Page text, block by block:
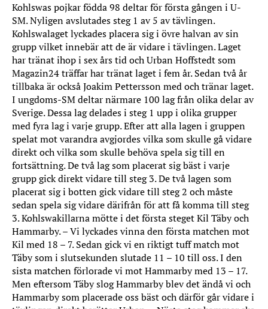
Kohlswas pojkar födda 98 deltar för första gången i U-
SM. Nyligen avslutades steg 1 av 5 av tävlingen.
Kohlswalaget lyckades placera sig i övre halvan av sin
grupp vilket innebär att de är vidare i tävlingen. Laget
har tränat ihop i sex års tid och Urban Hoffstedt som
Magazin24 träffar har tränat laget i fem år. Sedan två år
tillbaka är också Joakim Pettersson med och tränar laget.
I ungdoms-SM deltar närmare 100 lag från olika delar av
Sverige. Dessa lag delades i steg 1 upp i olika grupper
med fyra lag i varje grupp. Efter att alla lagen i gruppen
spelat mot varandra avgjordes vilka som skulle gå vidare
direkt och vilka som skulle behöva spela sig till en
fortsättning. De två lag som placerat sig bäst i varje
grupp gick direkt vidare till steg 3. De två lagen som
placerat sig i botten gick vidare till steg 2 och måste
sedan spela sig vidare därifrån för att få komma till steg
3. Kohlswakillarna mötte i det första steget Kil Täby och
Hammarby. – Vi lyckades vinna den första matchen mot
Kil med 18 – 7. Sedan gick vi en riktigt tuff match mot
Täby som i slutsekunden slutade 11 – 10 till oss. I den
sista matchen förlorade vi mot Hammarby med 13 – 17.
Men eftersom Täby slog Hammarby blev det ändå vi och
Hammarby som placerade oss bäst och därför går vidare i